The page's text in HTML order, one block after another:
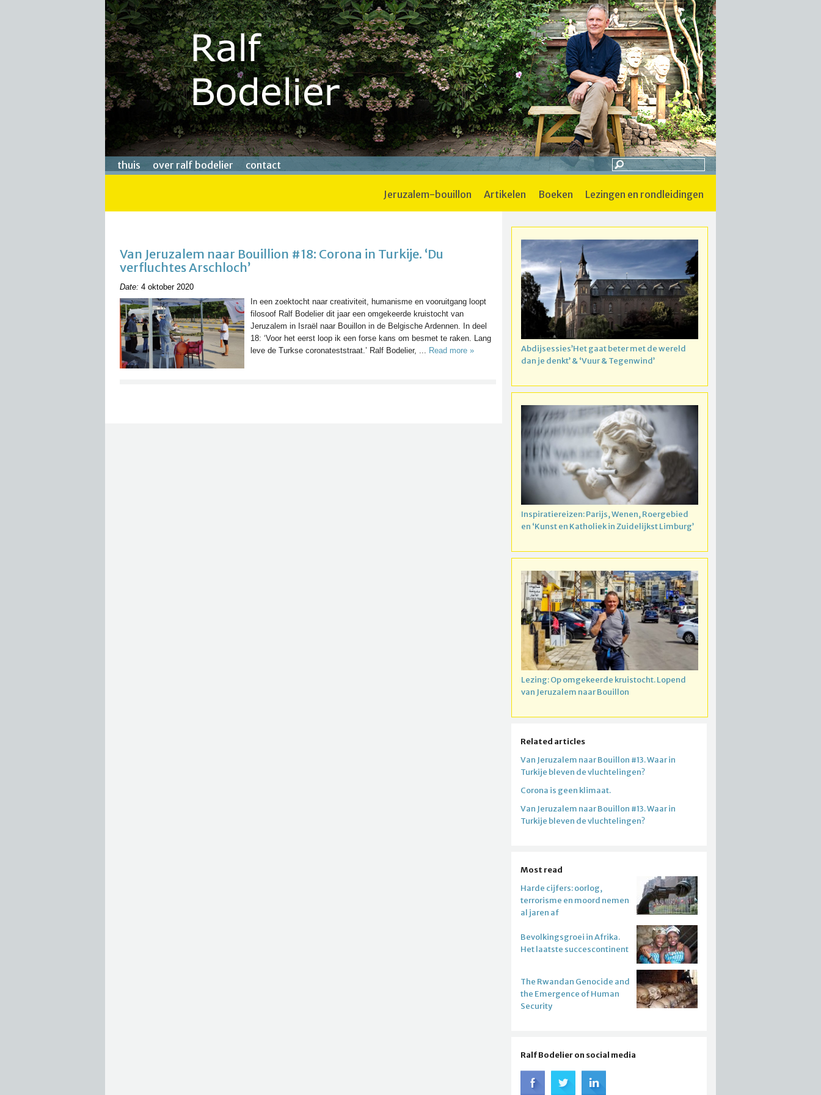
thuis over ralf bodelier contact
jeruzalem-bouillon artikelen boeken lezingen en rondleidingen
Van Jeruzalem naar Bouillion #18: Corona in Turkije. ‘Du
verfluchtes Arschloch’
Date: 4 oktober 2020
In een zoektocht naar creativiteit, humanisme en vooruitgang loopt
filosoof Ralf Bodelier dit jaar een omgekeerde kruistocht van
Jeruzalem in Israël naar Bouillon in de Belgische Ardennen. In deel
18: ‘Voor het eerst loop ik een forse kans om besmet te raken. Lang
leve de Turkse coronateststraat.’ Ralf Bodelier, ... Read more »
Abdijsessies’Het gaat beter met de wereld
dan je denkt’ & ‘Vuur & Tegenwind’
Inspiratiereizen: Parijs, Wenen, Roergebied
en ‘Kunst en Katholiek in Zuidelijkst Limburg’
Lezing: Op omgekeerde kruistocht. Lopend
van Jeruzalem naar Bouillon
Related articles
Van Jeruzalem naar Bouillon #13. Waar in
Turkije bleven de vluchtelingen?
Corona is geen klimaat.
Van Jeruzalem naar Bouillon #13. Waar in
Turkije bleven de vluchtelingen?
Most read
Harde cijfers: oorlog,
terrorisme en moord nemen
al jaren af
Bevolkingsgroei in Afrika.
Het laatste succescontinent
The Rwandan Genocide and
the Emergence of Human
Security
Ralf Bodelier on social media